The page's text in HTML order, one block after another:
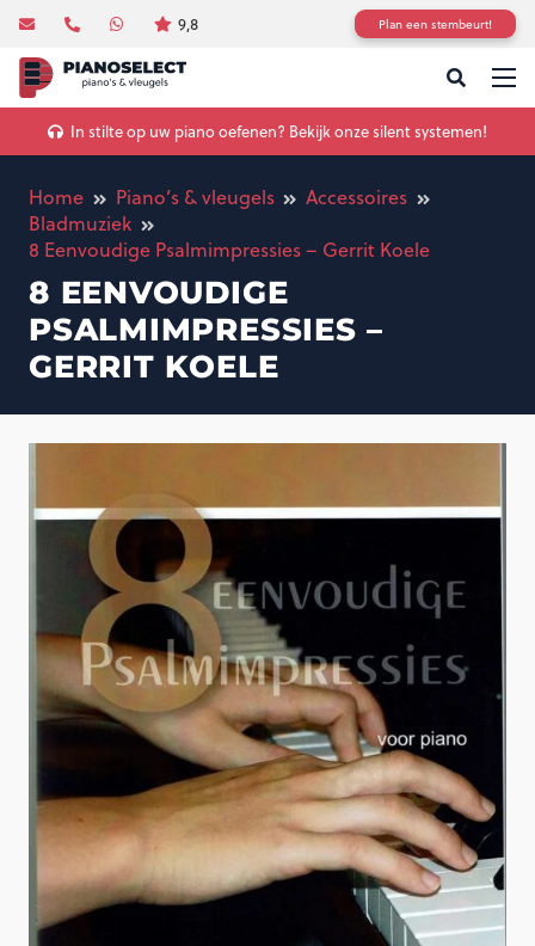
9,8 Plan een stembeurt!
In stilte op uw piano oefenen? Bekijk onze silent systemen!
Home Piano’s & vleugels
Accessoires
Bladmuziek
8 Eenvoudige Psalmimpressies – Gerrit Koele
8 EENVOUDIGE
PSALMIMPRESSIES –
GERRIT KOELE